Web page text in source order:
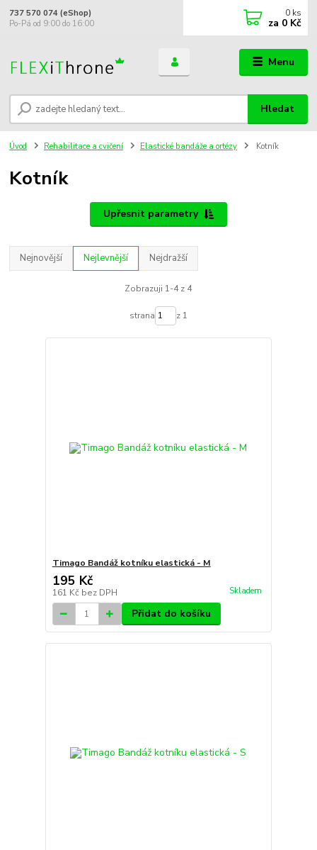
Menu
Hledat
737 570 074 (eShop)
Po-Pá od 9:00 do 16:00
0 ks
za 0 Kč
Úvod Rehabilitace a cvičení Elastické bandáže a ortézy Kotník
Kotník
Upřesnit parametry
Nejnovější Nejlevnější Nejdražší
Zobrazuji 1-4 z 4
strana z 1
Timago Bandáž kotníku elastická - M
195 Kč
161 Kč bez DPH Skladem
Přidat do košíku